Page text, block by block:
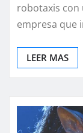
robotaxis con
empresa que
LEER MAS